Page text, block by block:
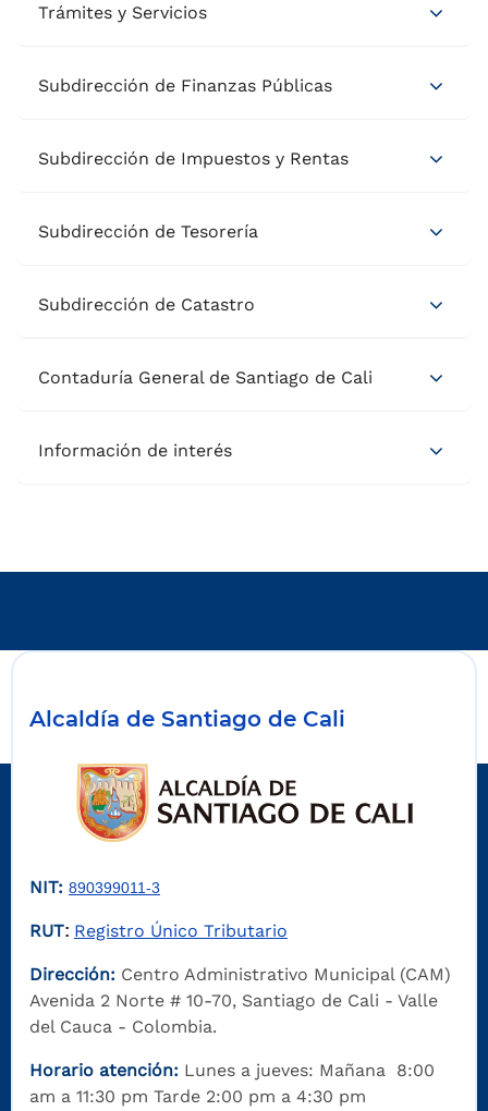
Trámites y Servicios
Subdirección de Finanzas Públicas
Subdirección de Impuestos y Rentas
Subdirección de Tesorería
Subdirección de Catastro
Contaduría General de Santiago de Cali
Información de interés
Alcaldía de Santiago de Cali
NIT: 890399011-3
RUT: Registro Único Tributario
Dirección: Centro Administrativo Municipal (CAM)
Avenida 2 Norte # 10-70, Santiago de Cali - Valle
del Cauca - Colombia.
Horario atención: Lunes a jueves: Mañana 8:00
am a 11:30 pm Tarde 2:00 pm a 4:30 pm